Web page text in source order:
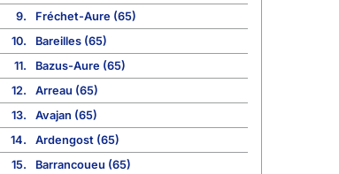
9.
Fréchet-Aure (65)
10.
Bareilles (65)
11.
Bazus-Aure (65)
12.
Arreau (65)
13.
Avajan (65)
14.
Ardengost (65)
15.
Barrancoueu (65)